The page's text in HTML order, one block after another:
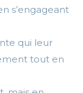
s’engageant
qui leur
tout en